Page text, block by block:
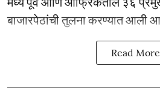
बाजारपेठांची तुलना करण्यात आली
Read More